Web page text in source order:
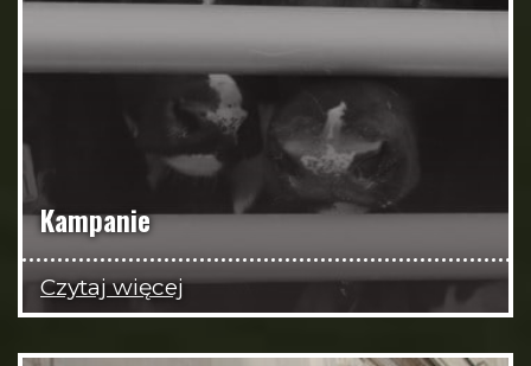
Kampanie
Czytaj więcej